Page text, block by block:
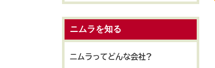
ニムラを知る
ニムラってどんな会社?